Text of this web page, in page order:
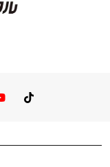
You TubeTikTok